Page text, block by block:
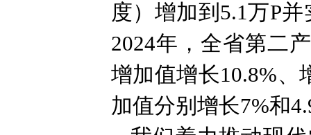
度）增加到5.1万P
2024年，全省第二
增加值增长10.8%
加值分别增长7%和